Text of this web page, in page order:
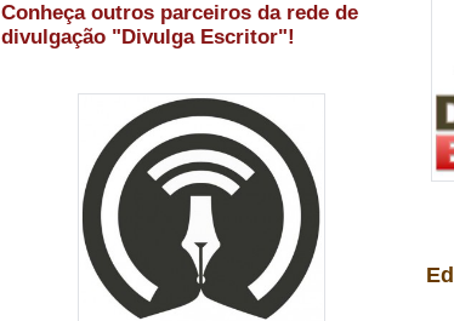
Conheça outros parceiros da rede de
divulgação "Divulga Escritor"!